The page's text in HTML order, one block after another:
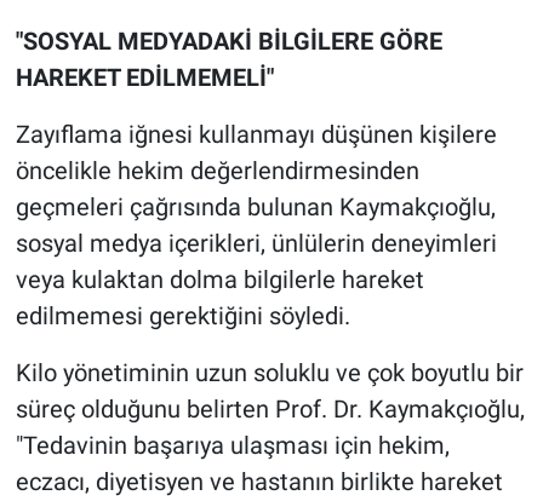
"SOSYAL MEDYADAKİ BİLGİLERE GÖRE
HAREKET EDİLMEMELİ"
Zayıflama iğnesi kullanmayı düşünen kişilere
öncelikle hekim değerlendirmesinden
geçmeleri çağrısında bulunan Kaymakçıoğlu,
sosyal medya içerikleri, ünlülerin deneyimleri
veya kulaktan dolma bilgilerle hareket
edilmemesi gerektiğini söyledi.
Kilo yönetiminin uzun soluklu ve çok boyutlu bir
süreç olduğunu belirten Prof. Dr. Kaymakçıoğlu,
"Tedavinin başarıya ulaşması için hekim,
eczacı, diyetisyen ve hastanın birlikte hareket